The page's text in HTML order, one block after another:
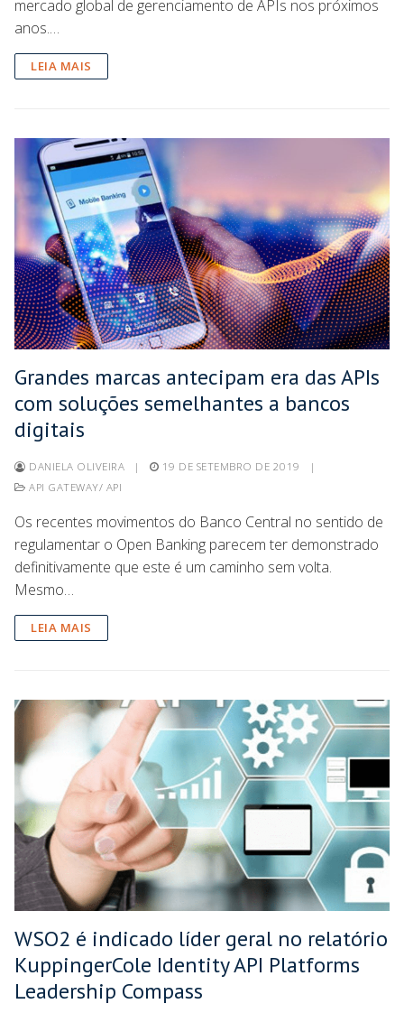
mercado global de gerenciamento de APIs nos próximos
anos.…
LEIA MAIS
Grandes marcas antecipam era das APIs
com soluções semelhantes a bancos
digitais
DANIELA OLIVEIRA | 19 DE SETEMBRO DE 2019
|
API GATEWAY/ API
Os recentes movimentos do Banco Central no sentido de
regulamentar o Open Banking parecem ter demonstrado
definitivamente que este é um caminho sem volta.
Mesmo…
LEIA MAIS
WSO2 é indicado líder geral no relatório
KuppingerCole Identity API Platforms
Leadership Compass